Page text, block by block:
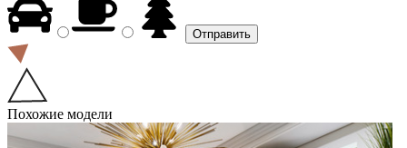
Похожие модели